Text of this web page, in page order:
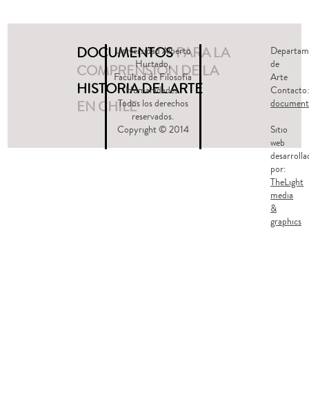
DOCUMENTOSPARA LA
COMPRENSIÓN DE LA
HISTORIA DEL ARTE
EN CHILE
Universidad Alberto
Hurtado,
Facultad de Filosofía
Humanidades.
Todos los derechos
reservados.
Copyright © 2014
de
Arte
Sitio
web
por:
TheLight
media
&
graphics